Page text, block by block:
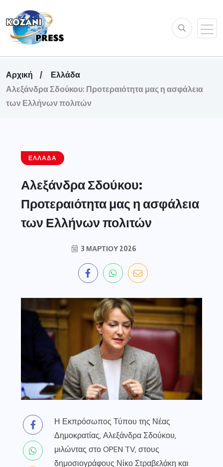
Αρχική
Ελλάδα
Αλεξάνδρα Σδούκου: Προτεραιότητα μας η ασφάλεια
των Ελλήνων πολιτών
ΕΛΛΆΔΑ
Αλεξάνδρα Σδούκου:
Προτεραιότητα μας η ασφάλεια
των Ελλήνων πολιτών
3 ΜΑΡΤΊΟΥ 2026
Η Εκπρόσωπος Τύπου της Νέας
Δημοκρατίας, Αλεξάνδρα Σδούκου,
μιλώντας στο OPEN TV, στους
δημοσιογράφους Νίκο Στραβελάκη και